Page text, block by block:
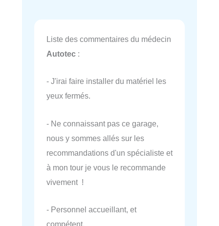
Liste des commentaires du médecin
Autotec :
- J'irai faire installer du matériel les
yeux fermés.
- Ne connaissant pas ce garage,
nous y sommes allés sur les
recommandations d'un spécialiste et
à mon tour je vous le recommande
vivement !
- Personnel accueillant, et
compétent.